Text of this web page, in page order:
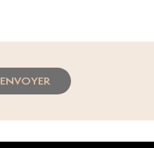
ENVOYER